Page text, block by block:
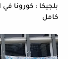
بلجيكا : كورونا
كامل